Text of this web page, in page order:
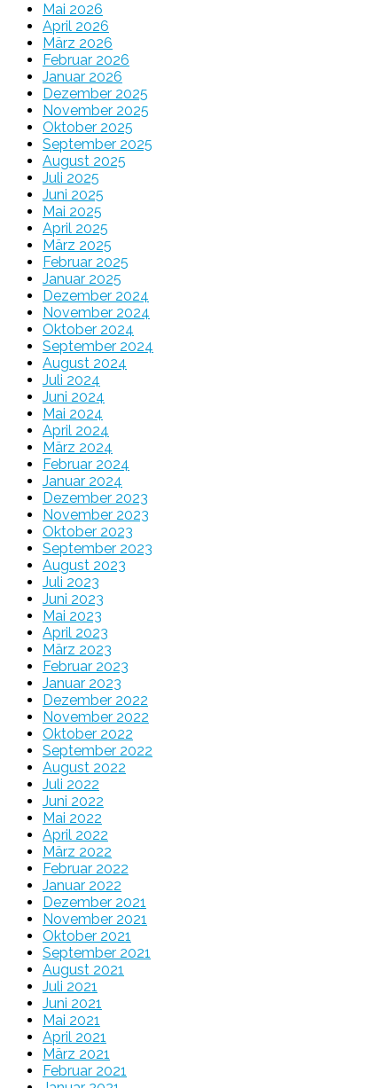
Mai 2026
April 2026
März 2026
Februar 2026
Januar 2026
Dezember 2025
November 2025
Oktober 2025
September 2025
August 2025
Juli 2025
Juni 2025
Mai 2025
April 2025
März 2025
Februar 2025
Januar 2025
Dezember 2024
November 2024
Oktober 2024
September 2024
August 2024
Juli 2024
Juni 2024
Mai 2024
April 2024
März 2024
Februar 2024
Januar 2024
Dezember 2023
November 2023
Oktober 2023
September 2023
August 2023
Juli 2023
Juni 2023
Mai 2023
April 2023
März 2023
Februar 2023
Januar 2023
Dezember 2022
November 2022
Oktober 2022
September 2022
August 2022
Juli 2022
Juni 2022
Mai 2022
April 2022
März 2022
Februar 2022
Januar 2022
Dezember 2021
November 2021
Oktober 2021
September 2021
August 2021
Juli 2021
Juni 2021
Mai 2021
April 2021
März 2021
Februar 2021